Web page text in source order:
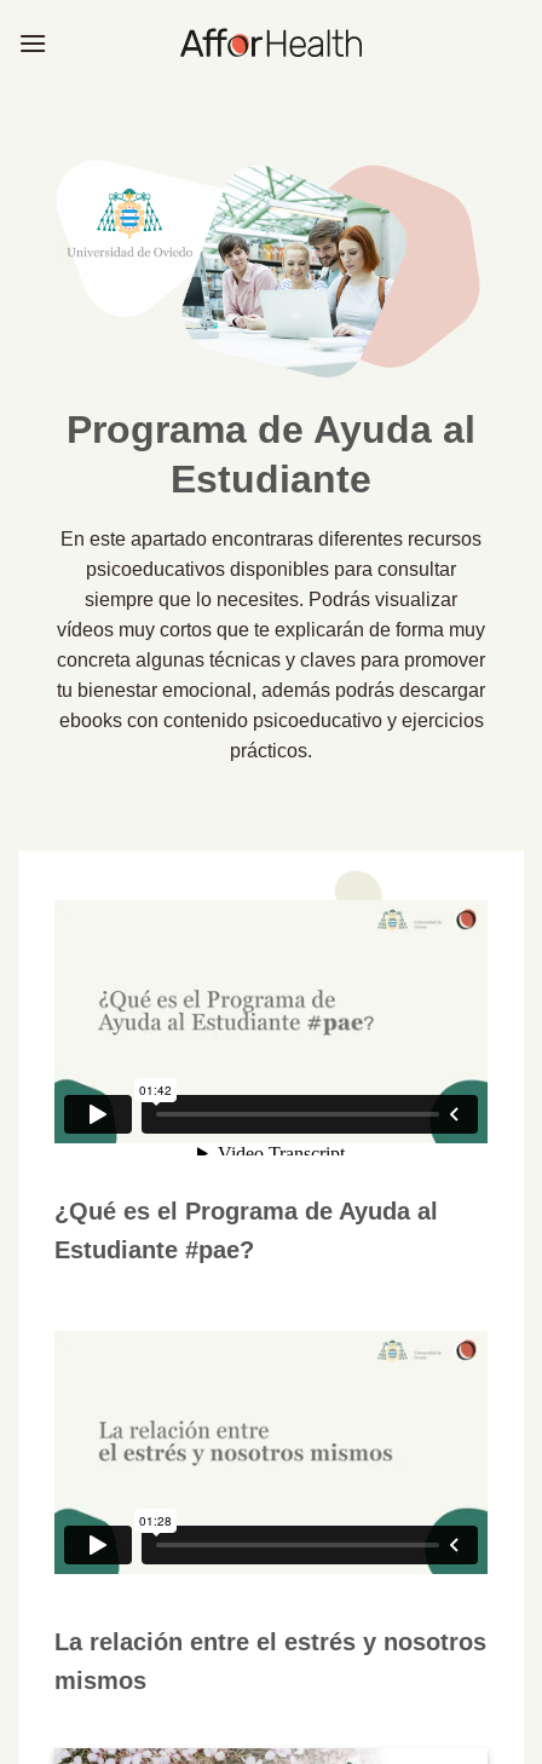
Programa de Ayuda al
Estudiante
En este apartado encontraras diferentes recursos
psicoeducativos disponibles para consultar
siempre que lo necesites. Podrás visualizar
vídeos muy cortos que te explicarán de forma muy
concreta algunas técnicas y claves para promover
tu bienestar emocional, además podrás descargar
ebooks con contenido psicoeducativo y ejercicios
prácticos.
¿Qué es el Programa de Ayuda al
Estudiante #pae?
La relación entre el estrés y nosotros
mismos